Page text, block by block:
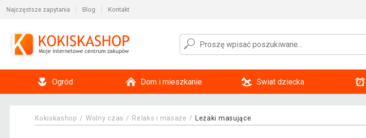
Najczęstsze zapytania Blog Kontakt
Ogród Dom i mieszkanie Świat dziecka
Kokiskashop Wolny czas Relaks i masaże Leżaki masujące